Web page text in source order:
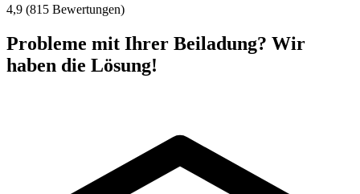
4,9 (815 Bewertungen)
Probleme mit Ihrer Beiladung? Wir
haben die Lösung!